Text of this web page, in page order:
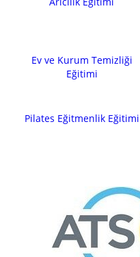
Ev ve Kurum Temizliği
Eğitimi
Pilates Eğitmenlik Eğitimi